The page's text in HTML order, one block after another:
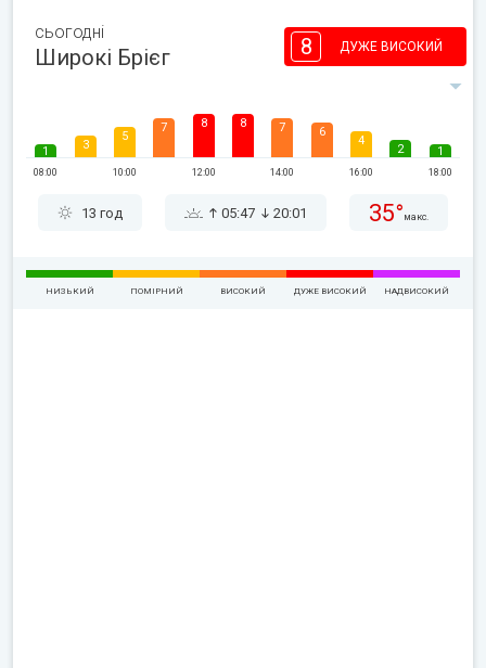
сьогодні
Широкі Брієг 8 ДУЖЕ ВИСОКИЙ
1
08:00
3
5
10:00
7 8
12:00
8 7
14:00
6
4
16:00
2 1
18:00
13 год 05:47 20:01 35° макс.
НИЗЬКИЙ ПОМІРНИЙ ВИСОКИЙ ДУЖЕ ВИСОКИЙ НАДВИСОКИЙ